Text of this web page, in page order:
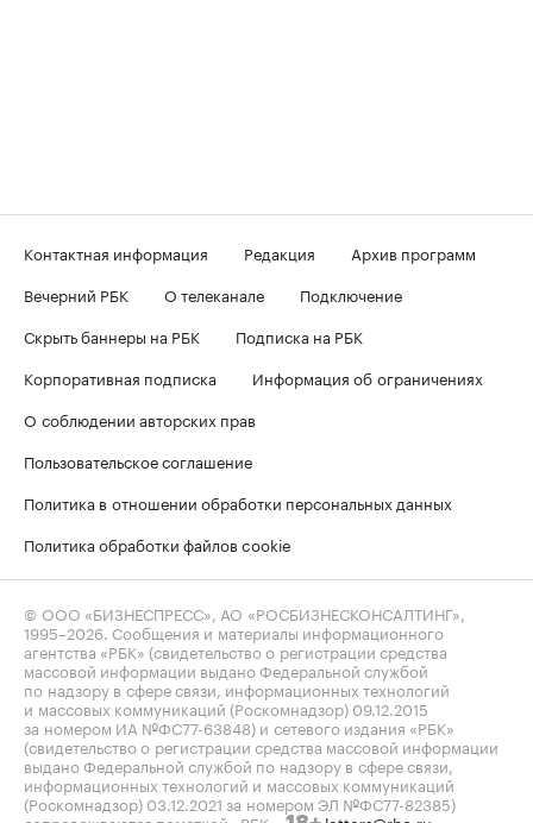
Контактная информация Редакция
Архив программ
Вечерний РБК
О телеканале
Подключение
Скрыть баннеры на РБК
Подписка на РБК
Корпоративная подписка
Информация об ограничениях
О соблюдении авторских прав
Пользовательское соглашение
Политика в отношении обработки персональных данных
Политика обработки файлов cookie
© ООО «БИЗНЕСПРЕСС», АО «РОСБИЗНЕСКОНСАЛТИНГ»,
1995–2026 . Сообщения и материалы информационного
агентства «РБК» (свидетельство о регистрации средства
массовой информации выдано Федеральной службой
по надзору в сфере связи, информационных технологий
и массовых коммуникаций (Роскомнадзор) 09.12.2015
за номером ИА №ФС77-63848) и сетевого издания «РБК»
(свидетельство о регистрации средства массовой информации
выдано Федеральной службой по надзору в сфере связи,
информационных технологий и массовых коммуникаций
(Роскомнадзор) 03.12.2021 за номером ЭЛ №ФС77-82385)